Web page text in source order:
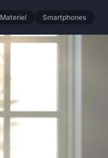
Materiel Smartphones